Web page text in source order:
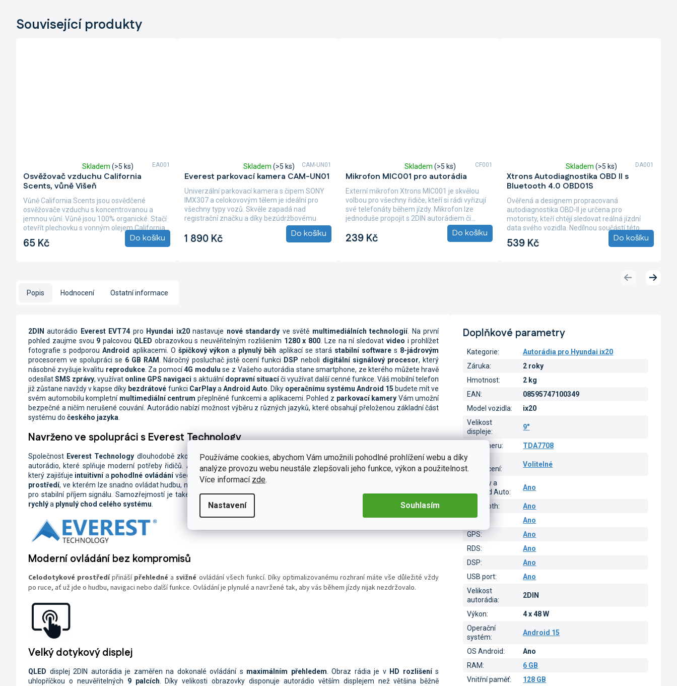
Používáme cookies, abychom Vám umožnili pohodlné prohlížení webu a díky
analýze provozu webu neustále zlepšovali jeho funkce, výkon a použitelnost.
Více informací zde.
Nastavení Souhlasím
Související produkty
Osvěžovač vzduchu California
Scents, vůně Višeň
hodnocení
produktu
je
z
5
Skladem (>5 ks)
65 Kč Do košíku
Vůně California Scents jsou osvědčené
osvěžovače vzduchu s koncentrovanou a
jemnou vůní. Vůně jsou 100% organické. Stačí
otevřít plechovku s vonným olejem California
Scents,...
EA001
Everest parkovací kamera CAM-UN01
hodnocení
produktu
je
5,0
z
hvězdiček.
Skladem (>5 ks)
1 890 Kč Do košíku
Univerzální parkovací kamera s čipem SONY
IMX307 a celokovovým tělem je ideální pro
všechny typy vozů. Skvěle zapadá nad
registrační značku a díky bezúdržbovému
CAM-UN01
Mikrofon MIC001 pro autorádia
hodnocení
produktu
5,0
z
hvězdiček.
Skladem (>5 ks)
239 Kč Do košíku
Externí mikrofon Xtrons MIC001 je skvělou
volbou pro všechny řidiče, kteří si rádi vyřizují
své telefonáty během jízdy. Mikrofon lze
jednoduše propojit s 2DIN autorádiem či...
CF001
Xtrons Autodiagnostika OBD II s
Bluetooth 4.0 OBD01S
hodnocení
produktu
je
5,0
z
5
Skladem (>5 ks)
539 Kč Do košíku
Ověřená a designem propracovaná
autodiagnostika OBD-II je určena pro
motoristy, kteří chtějí sledovat reálná jízdní
data svého vozidla. Nedílnou součástí této
propracované...
DA001
PředchozíDalší
Popis
Hodnocení Ostatní informace
2DIN autorádio Everest EVT74 pro Hyundai ix20nastavuje nové standardy ve světě multimediálních technologií. Na první
pohled zaujme svou 9 palcovou QLED obrazovkou s neuvěřitelným rozlišením 1280 x 800. Lze na ní sledovat video i prohlížet
fotografie s podporouAndroid aplikacemi. O špičkový výkon a plynulý běh aplikací se stará stabilní software s 8-jádrovým
procesorem ve spolupráci se 6 GB RAM. Náročný posluchač jistě ocení funkci DSP neboli digitální signálový procesor, který
násobně zvyšuje kvalitu reprodukce. Za pomocí4G modulu se z Vašeho autorádia stane smartphone, ze kterého můžete hravě
odesílatSMS zprávy, využívat online GPS navigaci s aktuálnídopravní situacíči využívat další cenné funkce. Váš mobilní telefon
již zůstane navždy v kapse díky bezdrátové funkci CarPlayaAndroid Auto. Díky operačnímu systému Android 15 budete mít ve
svém automobilu kompletní multimediální centrum přeplněné funkcemi a aplikacemi. Pohled z parkovací kamery Vám umožní
bezpečné a ničím nerušené couvání. Autorádio nabízí možnost výběru z různých jazyků, které obsahují přeloženou základní část
systému do českého jazyka.
Navrženo ve spolupráci s Everest Technology
Společnost Everest Technology dlouhodobě zkoumápřání zákazníků. Na základě požadavků a zpětných vazeb jsme navrhli
autorádio, které splňuje moderní potřeby řidičů. Autorádio nabízí přehlednýcelodotykový displejbez mechanických tlačítek,
který zajišťuje intuitivnía pohodlné ovládánívšech funkcí. Řidič během jízdy jistě ocení rychlou odezvu systému ajednoduché
prostředí, ve kterém lze snadno ovládat hudbu, navigaci či další funkce. Rádio je vybaveno
pro stabilní příjem signálu. Samozřejmostí je také
výkonný hardwareve spojení s optimalizovaným softwarem, který zajišťuje
rychlýa plynulý chod celého systému
Moderní ovládání bez kompromisů
Celodotykové prostředípřinášípřehledné a svižné ovládání všech funkcí. Díky optimalizovanému rozhraní máte vše důležité vždy
po ruce, ať už jde o hudbu, navigaci nebo další funkce. Ovládání je plynulé a navržené tak, aby vás během jízdy nijak nezdržovalo.
Velký dotykový displej
QLED displej 2DIN autorádia je zaměřen na dokonalé ovládání s maximálním přehledem . Obraz rádia je vHD rozlišenís
uhlopříčkou o neuvěřitelných 9 palcích . Díky velikosti obrazovky disponuje autorádio větším displejem než většina běžně
Doplňkové parametry
Kategorie:
Autorádia pro Hyundai ix20
Záruka:
2 roky
Hmotnost:
2 kg
EAN:
08595747100349
Model vozidla:
ix20
Velikost
displeje:
9"
Typ tuneru:
TDA7708
Barva
podsvícení:
Volitelné
CarPlay a
Android Auto:
Ano
Bluetooth:
Ano
Wi-Fi
Ano
GPS:
Ano
RDS:
Ano
DSP:
Ano
USB port:
Ano
Velikost
autorádia:
2DIN
Výkon:
4 x 48 W
Operační
systém:
Android 15
OS Android:
Ano
RAM:
6 GB
Vnitřní paměť: 128 GB